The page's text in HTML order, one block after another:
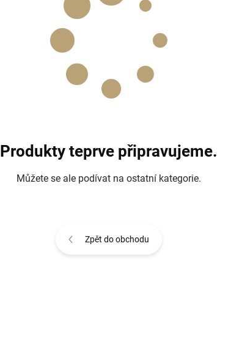
Produkty teprve připravujeme.
Můžete se ale podívat na ostatní kategorie.
Zpět do obchodu